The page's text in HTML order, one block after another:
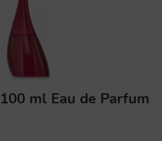
ml Eau de Parfum